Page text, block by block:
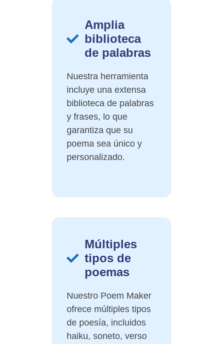
Amplia
biblioteca
de palabras
Nuestra herramienta
incluye una extensa
biblioteca de palabras
y frases, lo que
garantiza que su
poema sea único y
personalizado.
Múltiples
tipos de
poemas
Nuestro Poem Maker
ofrece múltiples tipos
de poesía, incluidos
haiku, soneto, verso